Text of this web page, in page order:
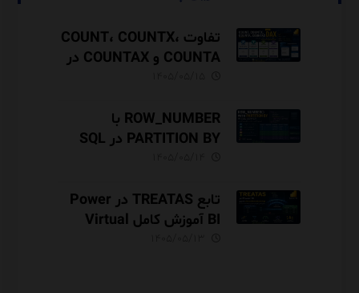
تفاوت COUNT، COUNTX،
COUNTA و COUNTAX در
ROW_NUMBER با
PARTITION BY در SQL
تابع TREATAS در Power
BI آموزش کامل Virtual